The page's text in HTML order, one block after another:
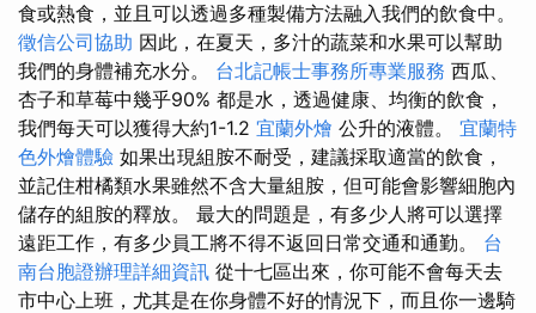
食或熱食，並且可以透過多種製備方法融入我們的飲食中。
徵信公司協助 因此，在夏天，多汁的蔬菜和水果可以幫助
我們的身體補充水分。 台北記帳士事務所專業服務 西瓜、
杏子和草莓中幾乎90% 都是水，透過健康、均衡的飲食，
我們每天可以獲得大約1-1.2 宜蘭外燴 公升的液體。 宜蘭特
色外燴體驗 如果出現組胺不耐受，建議採取適當的飲食，
並記住柑橘類水果雖然不含大量組胺，但可能會影響細胞內
儲存的組胺的釋放。 最大的問題是，有多少人將可以選擇
遠距工作，有多少員工將不得不返回日常交通和通勤。 台
南台胞證辦理詳細資訊 從十七區出來，你可能不會每天去
市中心上班，尤其是在你身體不好的情況下，而且你一邊騎